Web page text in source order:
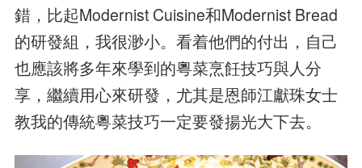
錯，比起Modernist Cuisine和Modernist Bread
的研發組，我很渺小。看着他們的付出，自己
也應該將多年來學到的粵菜烹飪技巧與人分
享，繼續用心來研發，尤其是恩師江獻珠女士
教我的傳統粵菜技巧一定要發揚光大下去。